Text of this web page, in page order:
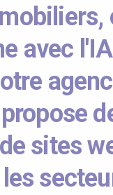
avec
sites